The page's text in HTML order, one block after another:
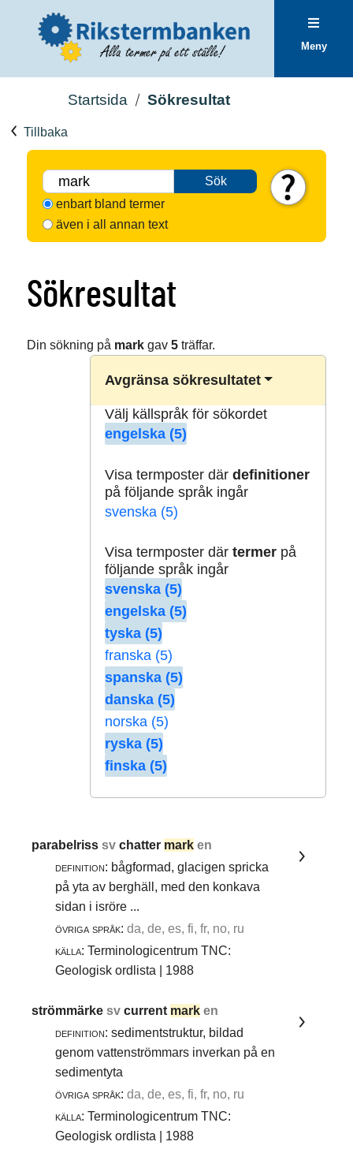
Meny
Startsida Sökresultat
Tillbaka
Sök
enbart bland termer
även i all annan text
Sökresultat
Din sökning på markgav 5träffar.
Avgränsa sökresultatet
Välj källspråk för sökordet
engelska (5)
Visa termposter där definitioner
på följande språk ingår
svenska (5)
Visa termposter där termerpå
följande språk ingår
svenska (5)
engelska (5)
tyska (5)
franska (5)
spanska (5)
danska (5)
norska (5)
ryska (5)
finska (5)
parabelrisssvchatter mark en
definition: bågformad, glacigen spricka
på yta av berghäll, med den konkava
sidan i isröre ...
övriga språk: da, de, es, fi, fr, no, ru
källa: Terminologicentrum TNC:
Geologisk ordlista | 1988
strömmärkesvcurrent mark en
definition: sedimentstruktur, bildad
genom vattenströmmars inverkan på en
sedimentyta
övriga språk: da, de, es, fi, fr, no, ru
källa: Terminologicentrum TNC:
Geologisk ordlista | 1988